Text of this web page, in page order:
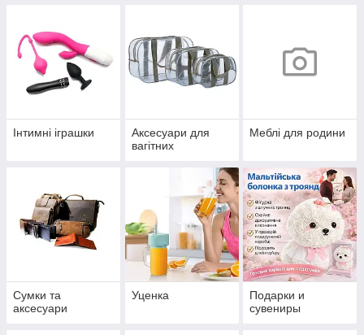
Інтимні іграшки
Аксесуари для
вагітних
Меблі для родини
Сумки та
аксесуари
Уценка
Подарки и
сувениры